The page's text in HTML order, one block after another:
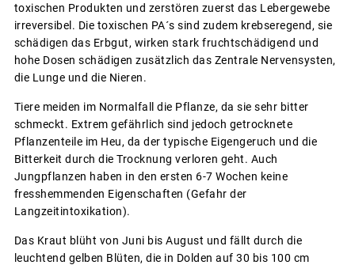
toxischen Produkten und zerstören zuerst das Lebergewebe
irreversibel. Die toxischen PA´s sind zudem krebseregend, sie
schädigen das Erbgut, wirken stark fruchtschädigend und
hohe Dosen schädigen zusätzlich das Zentrale Nervensysten,
die Lunge und die Nieren.
Tiere meiden im Normalfall die Pflanze, da sie sehr bitter
schmeckt. Extrem gefährlich sind jedoch getrocknete
Pflanzenteile im Heu, da der typische Eigengeruch und die
Bitterkeit durch die Trocknung verloren geht. Auch
Jungpflanzen haben in den ersten 6-7 Wochen keine
fresshemmenden Eigenschaften (Gefahr der
Langzeitintoxikation).
Das Kraut blüht von Juni bis August und fällt durch die
leuchtend gelben Blüten, die in Dolden auf 30 bis 100 cm